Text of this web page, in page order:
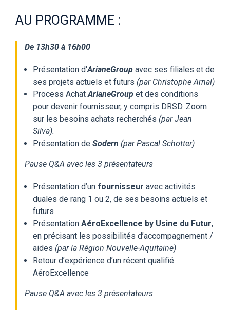
AU PROGRAMME :
De 13h30 à 16h00
Présentation d'ArianeGroup avec ses filiales et de
ses projets actuels et futurs (par Christophe Arnal)
Process Achat ArianeGroup et des conditions
pour devenir fournisseur, y compris DRSD. Zoom
sur les besoins achats recherchés (par Jean
Silva).
Présentation de Sodern (par Pascal Schotter)
Pause Q&A avec les 3 présentateurs
Présentation d’un fournisseur avec activités
duales de rang 1 ou 2, de ses besoins actuels et
futurs
Présentation AéroExcellence by Usine du Futur,
en précisant les possibilités d’accompagnement /
aides (par la Région Nouvelle-Aquitaine)
Retour d’expérience d’un récent qualifié
AéroExcellence
Pause Q&A avec les 3 présentateurs